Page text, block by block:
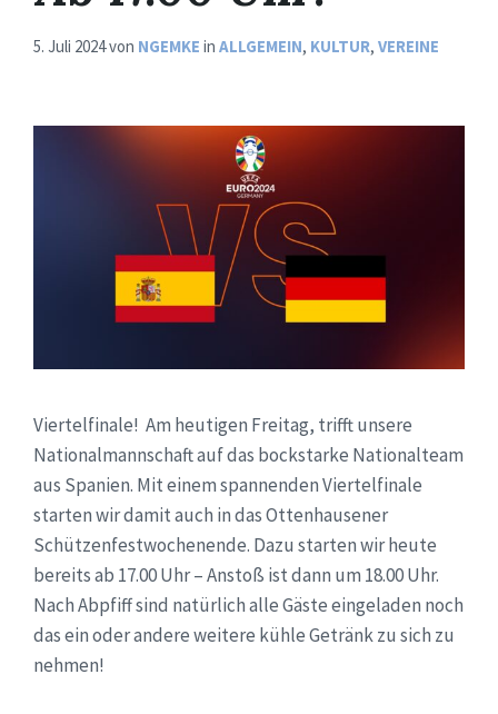
5. Juli 2024von NGEMKE in ALLGEMEIN, KULTUR, VEREINE
Viertelfinale! Am heutigen Freitag, trifft unsere
Nationalmannschaft auf das bockstarke Nationalteam
aus Spanien. Mit einem spannenden Viertelfinale
starten wir damit auch in das Ottenhausener
Schützenfestwochenende. Dazu starten wir heute
bereits ab 17.00 Uhr – Anstoß ist dann um 18.00 Uhr.
Nach Abpfiff sind natürlich alle Gäste eingeladen noch
das ein oder andere weitere kühle Getränk zu sich zu
nehmen!